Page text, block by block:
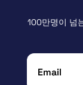
100만명이 넘